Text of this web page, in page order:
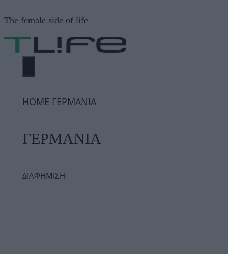
σε
περιεχόμενο
The female side of life
ΜΕΝΟΎ
ΗΟΜΕ ΓΕΡΜΑΝΙΑ
ΓΕΡΜΑΝΙΑ
ΔΙΑΦΗΜΙΣΗ